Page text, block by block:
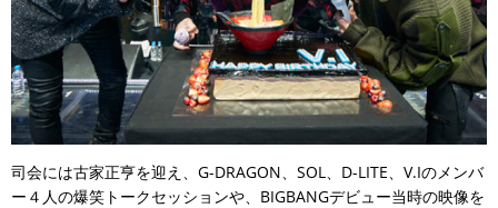
司会には古家正亨を迎え、G-DRAGON、SOL、D-LITE、V.Iのメンバ
ー４人の爆笑トークセッションや、BIGBANGデビュー当時の映像を